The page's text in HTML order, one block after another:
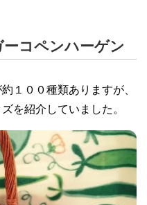
コペンハーゲン
１００種類ありますが、
を紹介していました。